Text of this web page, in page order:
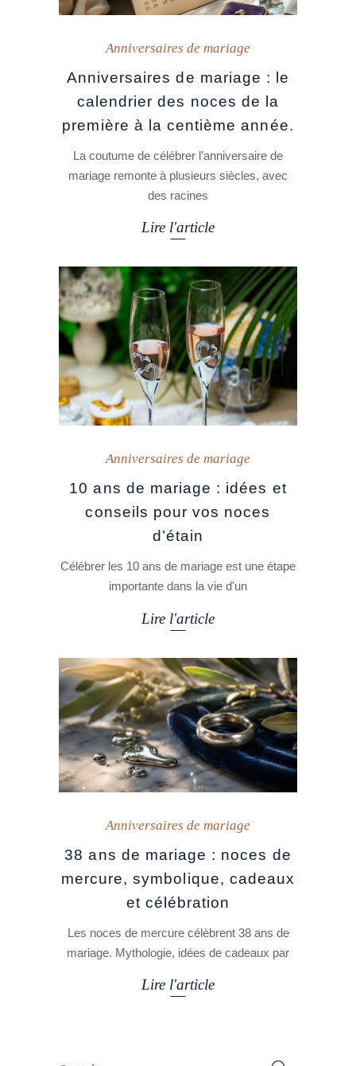
Anniversaires de mariage
Anniversaires de mariage : le
calendrier des noces de la
première à la centième année.
La coutume de célébrer l’anniversaire de
mariage remonte à plusieurs siècles, avec
des racines
Lire l'article
Anniversaires de mariage
10 ans de mariage : idées et
conseils pour vos noces
d’étain
Célébrer les 10 ans de mariage est une étape
importante dans la vie d'un
Lire l'article
Anniversaires de mariage
38 ans de mariage : noces de
mercure, symbolique, cadeaux
et célébration
Les noces de mercure célèbrent 38 ans de
mariage. Mythologie, idées de cadeaux par
Lire l'article